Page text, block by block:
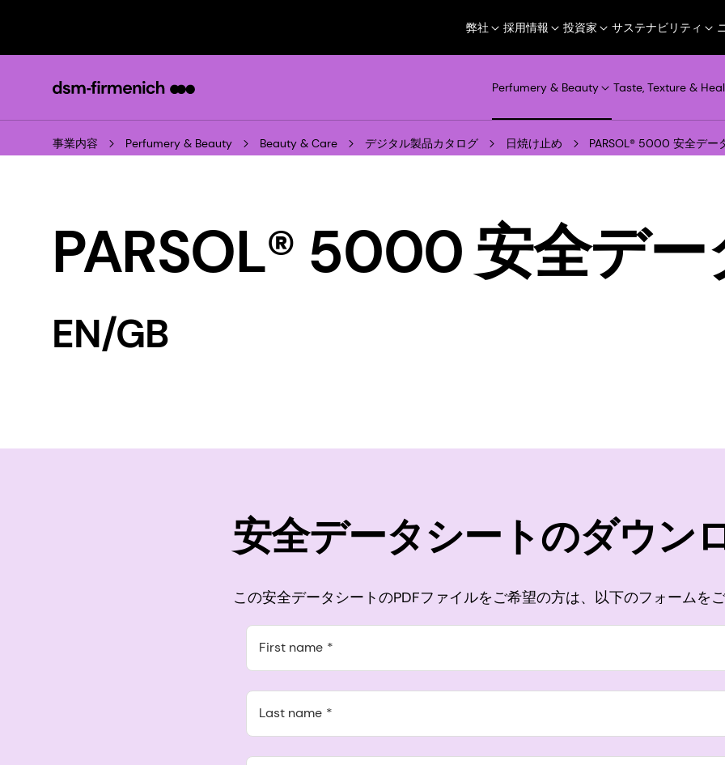
弊社 採用情報 投資家 サステナビリティ
Perfumery & Beauty Taste, Texture &
事業内容 Perfumery & Beauty Beauty & Care デジタル製品カタログ 日焼け止め PARSOL® 5000 安全デー
PARSOL® 5000 安全デ
EN/GB
安全データシートのダウン
この安全データシートのPDFファイルをご希望の方は、以下のフォームを
First name
Last name